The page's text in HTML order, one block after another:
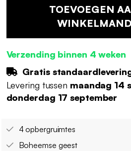
TOEVOEGEN
WINKELMAND
Verzending binnen 4 weken
Gratis
Levering tussen maandag 14
donderdag 17 september
4 opbergruimtes
Boheemse geest